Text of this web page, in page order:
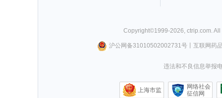
Copyright©1999-2026, ctrip.com.
沪公网备31010502002731号丨 互联网药
违法和不良信息举报
上海市监
网络社会
征信网